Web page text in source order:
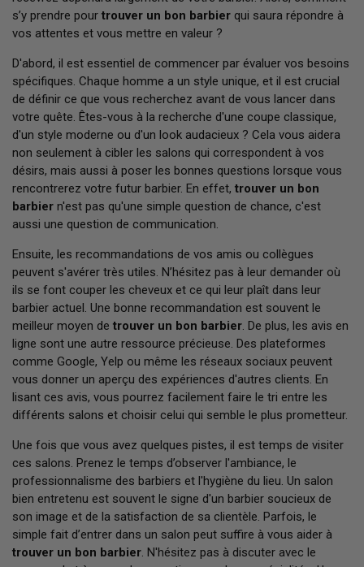
s’y prendre pour trouver un bon barbier qui saura répondre à
vos attentes et vous mettre en valeur ?
D'abord, il est essentiel de commencer par évaluer vos besoins
spécifiques. Chaque homme a un style unique, et il est crucial
de définir ce que vous recherchez avant de vous lancer dans
votre quête. Êtes-vous à la recherche d'une coupe classique,
d'un style moderne ou d'un look audacieux ? Cela vous aidera
non seulement à cibler les salons qui correspondent à vos
désirs, mais aussi à poser les bonnes questions lorsque vous
rencontrerez votre futur barbier. En effet, trouver un bon
barbier n'est pas qu'une simple question de chance, c'est
aussi une question de communication.
Ensuite, les recommandations de vos amis ou collègues
peuvent s'avérer très utiles. N’hésitez pas à leur demander où
ils se font couper les cheveux et ce qui leur plaît dans leur
barbier actuel. Une bonne recommandation est souvent le
meilleur moyen de trouver un bon barbier . De plus, les avis en
ligne sont une autre ressource précieuse. Des plateformes
comme Google, Yelp ou même les réseaux sociaux peuvent
vous donner un aperçu des expériences d'autres clients. En
lisant ces avis, vous pourrez facilement faire le tri entre les
différents salons et choisir celui qui semble le plus prometteur.
Une fois que vous avez quelques pistes, il est temps de visiter
ces salons. Prenez le temps d’observer l'ambiance, le
professionnalisme des barbiers et l'hygiène du lieu. Un salon
bien entretenu est souvent le signe d'un barbier soucieux de
son image et de la satisfaction de sa clientèle. Parfois, le
simple fait d’entrer dans un salon peut suffire à vous aider à
trouver un bon barbier . N'hésitez pas à discuter avec le